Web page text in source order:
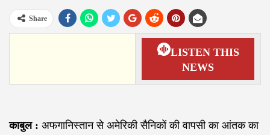
Share
LISTEN THIS
NEWS
काबुल : अफगानिस्तान से अमेरिकी सैनिकों की वापसी का आंतक का